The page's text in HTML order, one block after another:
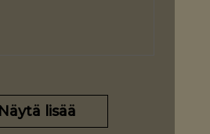
hae-
tori-
Näytä lisää